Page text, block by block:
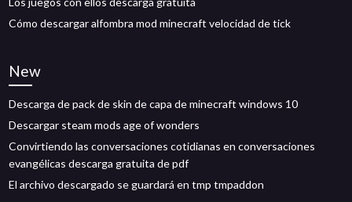
Cómo descargar alfombra mod minecraft velocidad de tick
New
Descarga de pack de skin de capa de minecraft windows 10
Descargar steam mods age of wonders
Convirtiendo las conversaciones cotidianas en conversaciones
evangélicas descarga gratuita de pdf
El archivo descargado se guardará en tmp tmpaddon